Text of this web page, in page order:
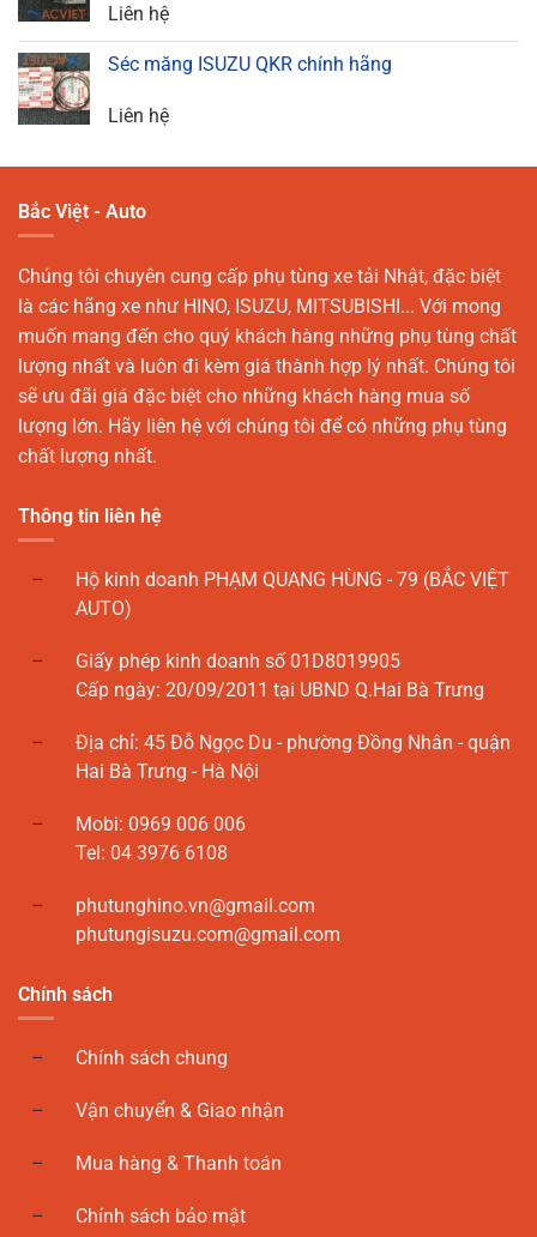
Liên hệ
Séc măng ISUZU QKR chính hãng
Liên hệ
Bắc Việt - Auto
Chúng tôi chuyên cung cấp phụ tùng xe tải Nhật, đặc biệt
là các hãng xe như HINO, ISUZU, MITSUBISHI... Với mong
muốn mang đến cho quý khách hàng những phụ tùng chất
lượng nhất và luôn đi kèm giá thành hợp lý nhất. Chúng tôi
sẽ ưu đãi giá đặc biệt cho những khách hàng mua số
lượng lớn. Hãy liên hệ với chúng tôi để có những phụ tùng
chất lượng nhất.
Thông tin liên hệ
Hộ kinh doanh PHẠM QUANG HÙNG - 79 (BẮC VIỆT
AUTO)
Giấy phép kinh doanh số 01D8019905
Cấp ngày: 20/09/2011 tại UBND Q.Hai Bà Trưng
Địa chỉ: 45 Đỗ Ngọc Du - phường Đồng Nhân - quận
Hai Bà Trưng - Hà Nội
Mobi: 0969 006 006
Tel: 04 3976 6108
phutunghino.vn@gmail.com
phutungisuzu.com@gmail.com
Chính sách
Chính sách chung
Vận chuyển & Giao nhận
Mua hàng & Thanh toán
Chính sách bảo mật